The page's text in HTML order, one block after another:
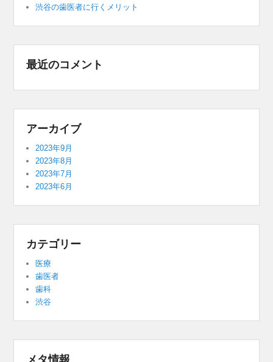
渋谷の歯医者に行くメリット
最近のコメント
アーカイブ
2023年9月
2023年8月
2023年7月
2023年6月
カテゴリー
医療
歯医者
歯科
渋谷